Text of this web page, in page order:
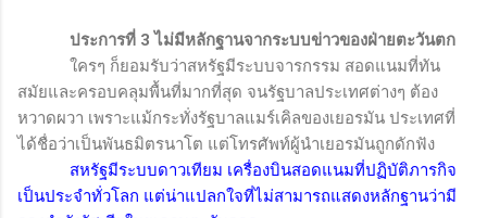
ประการที่ 3ไม่มีหลักฐานจากระบบข่าวของฝ่ายตะวันตก
ใครๆ ก็ยอมรับว่าสหรัฐมีระบบจารกรรม สอดแนมที่ทัน
สมัยและครอบคลุมพื้นที่มากที่สุด จนรัฐบาลประเทศต่างๆ ต้อง
หวาดผวา เพราะแม้กระทั่งรัฐบาลแมร์เคิลของเยอรมัน ประเทศที่
ได้ชื่อว่าเป็นพันธมิตรนาโต แต่โทรศัพท์ผู้นำเยอรมันถูกดักฟัง
สหรัฐมีระบบดาวเทียม เครื่องบินสอดแนมที่ปฏิบัติภารกิจ
เป็นประจำทั่วโลก แต่น่าแปลกใจที่ไม่สามารถแสดงหลักฐานว่ามี